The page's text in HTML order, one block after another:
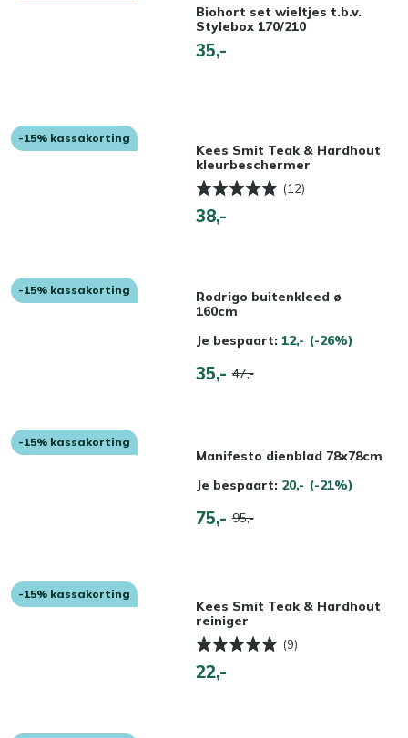
Biohort set wieltjes t.b.v.
Stylebox 170/210
35,-
-15% kassakorting
Kees Smit Teak & Hardhout
kleurbeschermer
(12)
38,-
-15% kassakorting
Rodrigo buitenkleed ø
160cm
Je bespaart: 12,- (-26%)
35,- 47,-
-15% kassakorting
Manifesto dienblad 78x78cm
Je bespaart: 20,- (-21%)
75,- 95,-
-15% kassakorting
Kees Smit Teak & Hardhout
reiniger
(9)
22,-